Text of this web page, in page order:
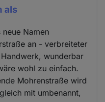
als
Namen
an - verbreiteter
wunderbar
wohl zu einfach.
Mohrenstraße wird
mit umbenannt,